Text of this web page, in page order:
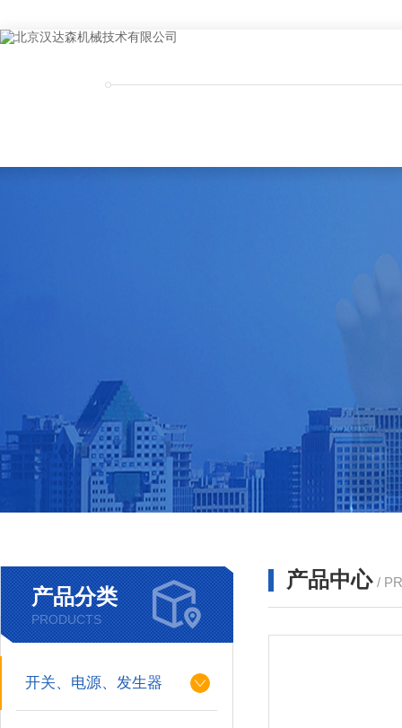
产品分类
PRODUCTS
开关、电源、发生器
产品中心 /